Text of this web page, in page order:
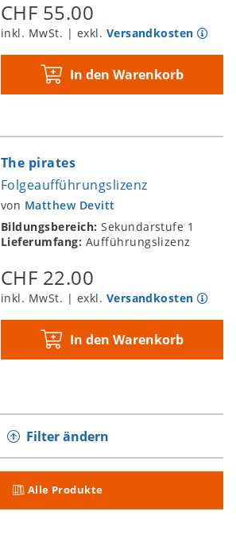
CHF 55.00
inkl. MwSt. | exkl. Versandkosten
In den Warenkorb
The pirates
Folgeaufführungslizenz
von Matthew Devitt
Bildungsbereich:Sekundarstufe 1
Lieferumfang: Aufführungslizenz
CHF 22.00
inkl. MwSt. | exkl. Versandkosten
In den Warenkorb
Filter ändern
Alle Produkte